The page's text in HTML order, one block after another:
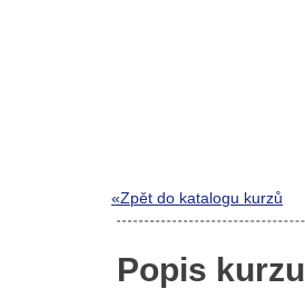
«Zpět do katalogu kurzů
Popis kurzu